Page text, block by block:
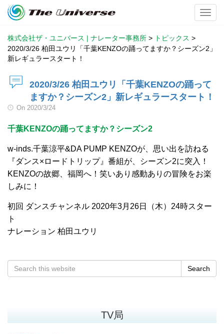
株式会社ザ・ユニバース | ナレーター事務所 > トピックス >
2020/3/26 柏田ユウリ「千葉KENZOの踊ってますか？シーズン2」
新レギュラースタート！
2020/3/26 柏田ユウリ「千葉KENZOの踊って
ますか？シーズン2」新レギュラースタート！
On 2020/3/24
千葉KENZOの踊ってますか？シーズン2
w-inds.千葉涼平&DA PUMP KENZOが、思い出を訪ねる
『ダンス×ロードトリップ』番組が、シーズン2に突入！
KENZOの故郷、福岡へ！笑いあり感動ありの冒険をお楽
しみに！
初回 ダンスチャンネル 2020年3月26日（木）24時スター
ト
ナレーション 柏田ユウリ
Search
TV局